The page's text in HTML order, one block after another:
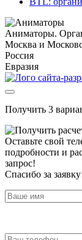
Аниматоры.
Москва и
Россия
Евразия
Получить 3
Оставьте свой
подробности и
запрос!
Спасибо за